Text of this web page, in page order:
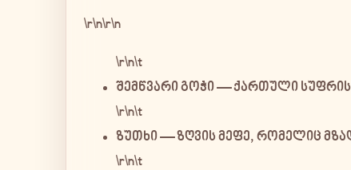
\r\n\r\n
\r\n\t
შემწვარი გოჭი— ქართული სუფრის
\r\n\t
ზუთხი— ზღვის მეფე, რომელიც
\r\n\t